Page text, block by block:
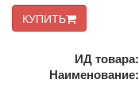
КУПИТЬ
ИД товара:
Наименование: